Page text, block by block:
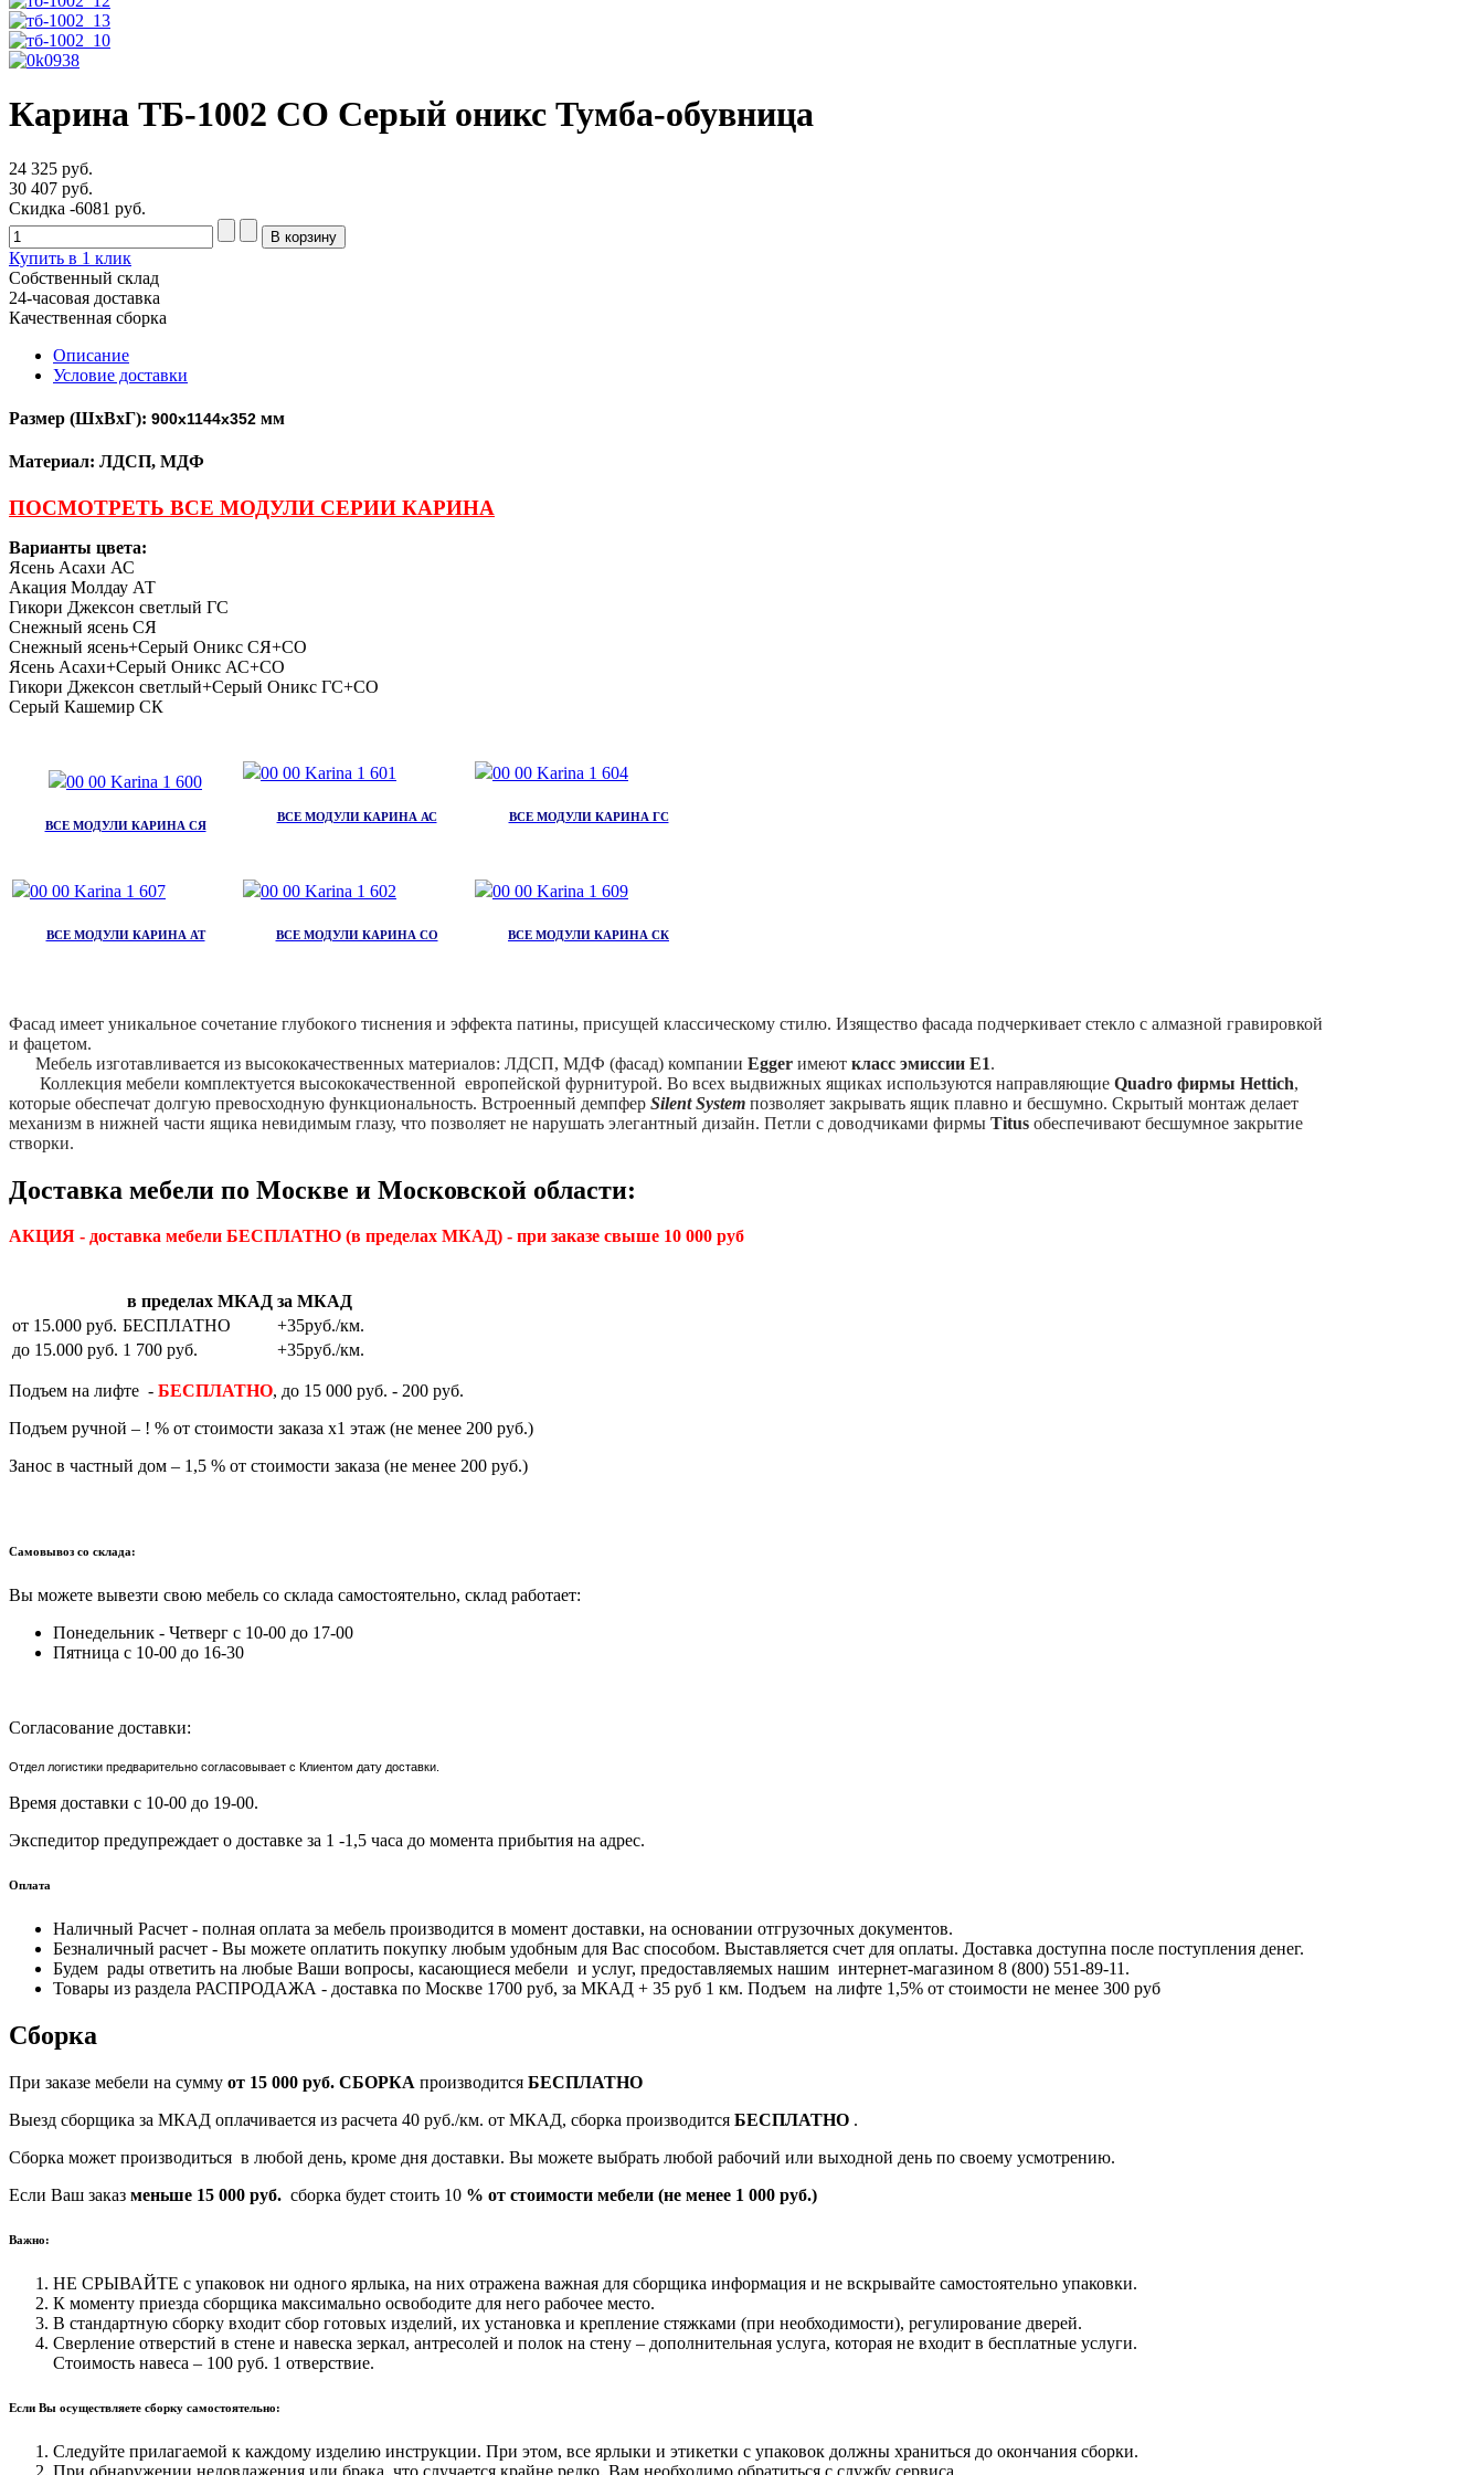
Карина ТБ-1002 СО Серый оникс Тумба-обувница
24 325 руб.
30 407 руб.
Скидка -6081 руб.
Купить в 1 клик
Собственный склад
24-часовая доставка
Качественная сборка
Описание
Условие доставки
Размер (ШхВхГ): 900x1144х352 мм
Материал: ЛДСП, МДФ
ПОСМОТРЕТЬ ВСЕ МОДУЛИ СЕРИИ КАРИНА
Варианты цвета:
Ясень Асахи АС
Акация Молдау АТ
Гикори Джексон светлый ГС
Снежный ясень СЯ
Снежный ясень+Серый Оникс СЯ+СО
Ясень Асахи+Серый Оникс АС+СО
Гикори Джексон светлый+Серый Оникс ГС+СО
Серый Кашемир СК
ВСЕ МОДУЛИ КАРИНА СЯ
ВСЕ МОДУЛИ КАРИНА АС ВСЕ МОДУЛИ КАРИНА ГС
ВСЕ МОДУЛИ КАРИНА АТ ВСЕ МОДУЛИ КАРИНА СО ВСЕ МОДУЛИ КАРИНА СК
Фасад имеет уникальное сочетание глубокого тиснения и эффекта патины, присущей классическому стилю. Изящество фасада подчеркивает стекло с алмазной гравировкой
и фацетом.
Мебель изготавливается из высококачественных материалов: ЛДСП, МДФ (фасад) компании Egger имеют класс эмиссии Е1.
Коллекция мебели комплектуется высококачественной европейской фурнитурой. Во всех выдвижных ящиках используются направляющие Quadro фирмы Hettich,
которые обеспечат долгую превосходную функциональность. Встроенный демпфер Silent System позволяет закрывать ящик плавно и бесшумно. Скрытый монтаж делает
механизм в нижней части ящика невидимым глазу, что позволяет не нарушать элегантный дизайн. Петли с доводчиками фирмы Titus обеспечивают бесшумное закрытие
створки.
Доставка мебели по Москве и Московской области:
АКЦИЯ - доставка мебели БЕСПЛАТНО (в пределах МКАД) - при заказе свыше 10 000 руб
в пределах МКАД за МКАД
от 15.000 руб. БЕСПЛАТНО
+35руб./км.
до 15.000 руб. 1 700 руб. +35руб./км.
Подъем на лифте - БЕСПЛАТНО, до 15 000 руб. - 200 руб.
Подъем ручной – ! % от стоимости заказа х1 этаж (не менее 200 руб.)
Занос в частный дом – 1,5 % от стоимости заказа (не менее 200 руб.)
Самовывоз со склада:
Вы можете вывезти свою мебель со склада самостоятельно, склад работает:
Понедельник - Четверг с 10-00 до 17-00
Пятница с 10-00 до 16-30
Согласование доставки:
Отдел логистики предварительно согласовывает с Клиентом дату доставки.
Время доставки с 10-00 до 19-00.
Экспедитор предупреждает о доставке за 1 -1,5 часа до момента прибытия на адрес.
Оплата
Наличный Расчет - полная оплата за мебель производится в момент доставки, на основании отгрузочных документов.
Безналичный расчет - Вы можете оплатить покупку любым удобным для Вас способом. Выставляется счет для оплаты. Доставка доступна после поступления денег.
Будем рады ответить на любые Ваши вопросы, касающиеся мебели и услуг, предоставляемых нашим интернет-магазином 8 (800) 551-89-11.
Товары из раздела РАСПРОДАЖА - доставка по Москве 1700 руб, за МКАД + 35 руб 1 км. Подъем на лифте 1,5% от стоимости не менее 300 руб
Сборка
При заказе мебели на сумму от 15 000 руб. СБОРКА производится БЕСПЛАТНО
Выезд сборщика за МКАД оплачивается из расчета 40 руб./км. от МКАД, сборка производится БЕСПЛАТНО .
Сборка может производиться в любой день, кроме дня доставки. Вы можете выбрать любой рабочий или выходной день по своему усмотрению.
Если Ваш заказ меньше 15 000 руб. сборка будет стоить 10 % от стоимости мебели (не менее 1 000 руб.)
Важно:
НЕ СРЫВАЙТЕ с упаковок ни одного ярлыка, на них отражена важная для сборщика информация и не вскрывайте самостоятельно упаковки.
К моменту приезда сборщика максимально освободите для него рабочее место.
В стандартную сборку входит сбор готовых изделий, их установка и крепление стяжками (при необходимости), регулирование дверей.
Сверление отверстий в стене и навеска зеркал, антресолей и полок на стену – дополнительная услуга, которая не входит в бесплатные услуги.
Стоимость навеса – 100 руб. 1 отверствие.
Если Вы осуществляете сборку самостоятельно:
Следуйте прилагаемой к каждому изделию инструкции. При этом, все ярлыки и этикетки с упаковок должны храниться до окончания сборки.
При обнаружении недовлажения или брака, что случается крайне редко, Вам необходимо обратиться с службу сервиса.